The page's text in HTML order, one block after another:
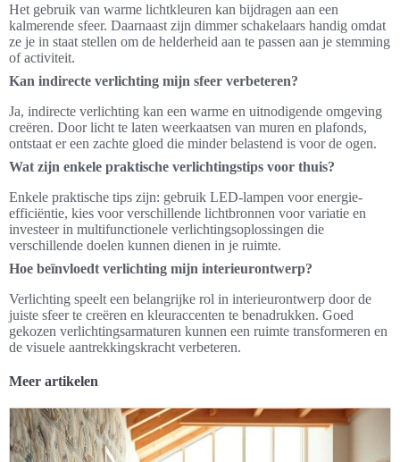
Het gebruik van warme lichtkleuren kan bijdragen aan een
kalmerende sfeer. Daarnaast zijn dimmer schakelaars handig omdat
ze je in staat stellen om de helderheid aan te passen aan je stemming
of activiteit.
Kan indirecte verlichting mijn sfeer verbeteren?
Ja, indirecte verlichting kan een warme en uitnodigende omgeving
creëren. Door licht te laten weerkaatsen van muren en plafonds,
ontstaat er een zachte gloed die minder belastend is voor de ogen.
Wat zijn enkele praktische verlichtingstips voor thuis?
Enkele praktische tips zijn: gebruik LED-lampen voor energie-
efficiëntie, kies voor verschillende lichtbronnen voor variatie en
investeer in multifunctionele verlichtingsoplossingen die
verschillende doelen kunnen dienen in je ruimte.
Hoe beïnvloedt verlichting mijn interieurontwerp?
Verlichting speelt een belangrijke rol in interieurontwerp door de
juiste sfeer te creëren en kleuraccenten te benadrukken. Goed
gekozen verlichtingsarmaturen kunnen een ruimte transformeren en
de visuele aantrekkingskracht verbeteren.
Meer artikelen